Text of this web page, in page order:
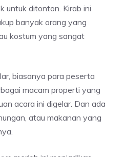
untuk ditonton. Kirab ini
banyak orang yang
kostum yang sangat
biasanya para peserta
macam properti yang
acara ini digelar. Dan ada
atau makanan yang